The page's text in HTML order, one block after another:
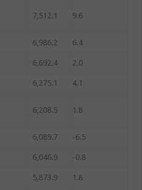
7,512.1 9.6
6,986.2 6.4
6,692.4 2.0
6,275.1 4.1
6,208.5 1.8
6,089.7 -6.5
6,046.9 -0.8
5,873.9 1.8